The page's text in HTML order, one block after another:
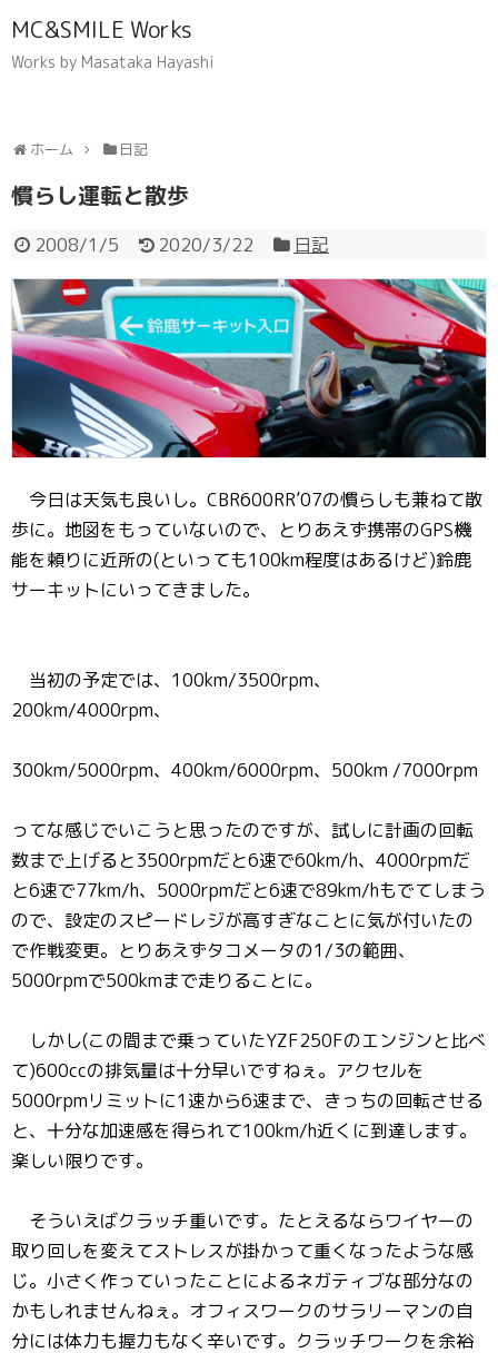
MC&SMILE Works
Works by Masataka Hayashi
ホーム 日記
慣らし運転と散歩
2008/1/5 2020/3/22 日記
今日は天気も良いし。CBR600RR’07の慣らしも兼ねて散
歩に。地図をもっていないので、とりあえず携帯のGPS機
能を頼りに近所の(といっても100km程度はあるけど)鈴鹿
サーキットにいってきました。
当初の予定では、100km/3500rpm、
200km/4000rpm、
300km/5000rpm、400km/6000rpm、500km /7000rpm
ってな感じでいこうと思ったのですが、試しに計画の回転
数まで上げると3500rpmだと6速で60km/h、4000rpmだ
と6速で77km/h、5000rpmだと6速で89km/hもでてしまう
ので、設定のスピードレジが高すぎなことに気が付いたの
で作戦変更。とりあえずタコメータの1/3の範囲、
5000rpmで500kmまで走りることに。
しかし(この間まで乗っていたYZF250Fのエンジンと比べ
て)600ccの排気量は十分早いですねぇ。アクセルを
5000rpmリミットに1速から6速まで、きっちの回転させる
と、十分な加速感を得られて100km/h近くに到達します。
楽しい限りです。
そういえばクラッチ重いです。たとえるならワイヤーの
取り回しを変えてストレスが掛かって重くなったような感
じ。小さく作っていったことによるネガティブな部分なの
かもしれませんねぇ。オフィスワークのサラリーマンの自
分には体力も握力もなく辛いです。クラッチワークを余裕